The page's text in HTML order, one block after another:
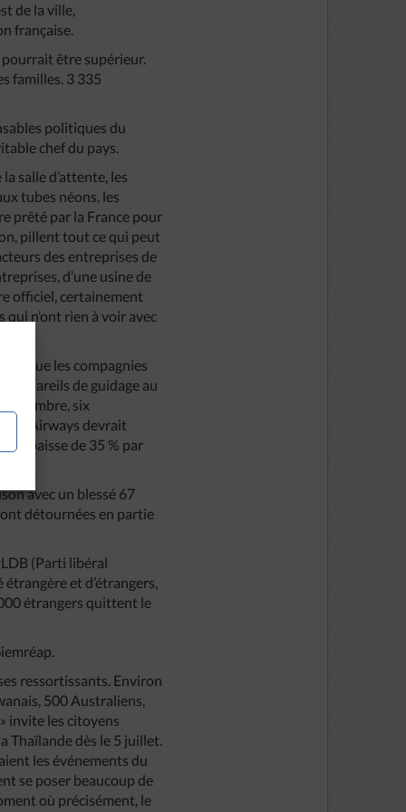
de la ville,
française.
pourrait être supérieur.
familles. 3 335
politiques du
chef du pays.
la salle d’attente, les
tubes néons, les
prêté par la France pour
pillent tout ce qui peut
des entreprises de
d’une usine de
officiel, certainement
n’ont rien à voir avec
que les compagnies
appareils de guidage au
six
Airways devrait
baisse de 35 % par
avec un blessé 67
détournées en partie
(Parti libéral
et d’étrangers,
étrangers quittent le
ressortissants. Environ
500 Australiens,
invite les citoyens
Thaïlande dès le 5 juillet.
les événements du
se poser beaucoup de
où précisément, le